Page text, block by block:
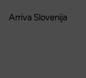
Arriva Slovenija